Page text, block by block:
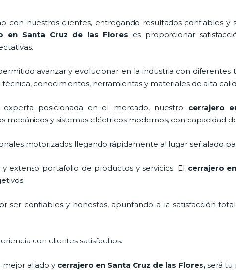
con nuestros clientes, entregando resultados confiables
en Santa Cruz de las Flores es proporcionar
avanzar y evolucionar en la industria con diferentes
conocimientos, herramientas y materiales de alta
experta posicionada en el mercado, nuestro cerrajero
mecánicos y sistemas eléctricos modernos, con capacidad
motorizados llegando rápidamente al lugar señalado
extenso portafolio de productos y servicios. El cerrajero
ser confiables y honestos, apuntando a la satisfacción
con clientes satisfechos.
mejor aliado y cerrajero en Santa Cruz de las Flores,será tu